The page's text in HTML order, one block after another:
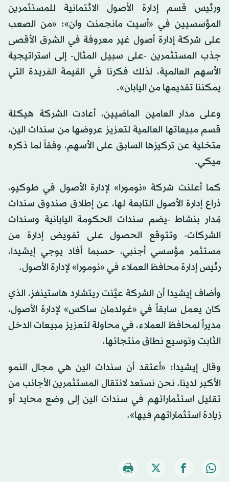
ورئيس قسم إدارة الأصول الائتمانية للمستثمرين
المؤسسيين في «أسيت مانجمنت وان»: «من الصعب
على شركة إدارة أصول غير معروفة في الشرق الأقصى
جذب المستثمرين -على سبيل المثال- إلى استراتيجية
الأسهم العالمية، لذلك فكرنا في القيمة الفريدة التي
يمكننا تقديمها من اليابان».
وعلى مدار العامين الماضيين، أعادت الشركة هيكلة
قسم مبيعاتها العالمية لتعزيز عروضها من سندات الين،
متخلية عن تركيزها السابق على الأسهم، وفقاً لما ذكره
ميكي.
كما أعلنت شركة «نومورا» لإدارة الأصول في طوكيو،
ذراع إدارة الأصول التابعة لها، عن إطلاق صندوق سندات
مُدار بنشاط -يضم سندات الحكومة اليابانية وسندات
الشركات- وتتوقع الحصول على تفويض إدارة من
مستثمر مؤسسي أجنبي، حسبما أفاد يوجي إيشيدا،
رئيس إدارة محافظ العملاء في «نومورا» لإدارة الأصول.
وأضاف إيشيدا أن الشركة عيَّنت ريتشارد هاستينغز، الذي
كان يعمل سابقاً في «غولدمان ساكس» لإدارة الأصول،
مديراً لمحافظ العملاء، في محاولة لتعزيز مبيعات الدخل
الثابت وتوسيع نطاق منتجاتها.
وقال إيشيدا: «أعتقد أن سندات الين هي مجال النمو
الأكبر لدينا. نحن نستعد لانتقال المستثمرين الأجانب من
تقليل استثماراتهم في سندات الين إلى وضع محايد أو
زيادة استثماراتهم فيها».